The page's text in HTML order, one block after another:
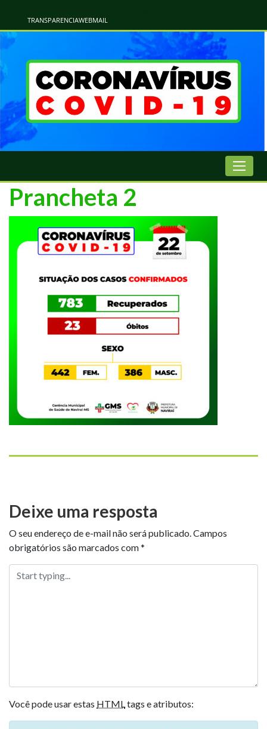
TRANSPARENCIAWEBMAIL
Prancheta 2
Deixe uma resposta
O seu endereço de e-mail não será publicado.Campos
obrigatórios são marcados com*
Você pode usar estas HTMLtags e atributos: